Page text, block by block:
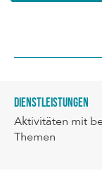
Dienstleistungen
Aktivitäten mit
Themen